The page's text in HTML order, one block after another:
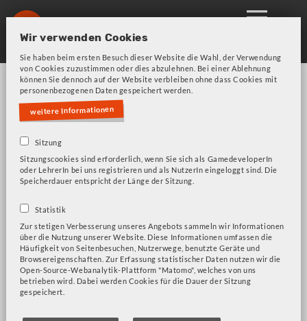
Skip
main
navigation
Fehlermeldung
Bitte beachten Sie unsere Frage zu Cookies!
Glossar
Wir verwenden Cookies
Sie haben beim ersten Besuch dieser Website die Wahl, der Verwendung
von Cookies zuzustimmen oder dies abzulehnen. Bei einer Ablehnung
können Sie dennoch auf der Website verbleiben ohne dass Cookies mit
personenbezogenen Daten gespeichert werden.
weitere Informationen
Sitzung
Sitzungscookies sind erforderlich, wenn Sie sich als GamedeveloperIn
oder LehrerIn bei uns registrieren und als NutzerIn eingeloggt sind. Die
Speicherdauer entspricht der Länge der Sitzung.
Statistik
Zur stetigen Verbesserung unseres Angebots sammeln wir Informationen
über die Nutzung unserer Website. Diese Informationen umfassen die
Häufigkeit von Seitenbesuchen, Nutzerwege, benutzte Geräte und
Browsereigenschaften. Zur Erfassung statistischer Daten nutzen wir die
Open-Source-Webanalytik-Plattform "Matomo", welches von uns
betrieben wird. Dabei werden Cookies für die Dauer der Sitzung
gespeichert.
Hier findest du eine Liste mit Begriffen und
Ausdrücken aus der Welt des Gaming, die
regelmäßig aktualisiert wird. Dieses Glossar